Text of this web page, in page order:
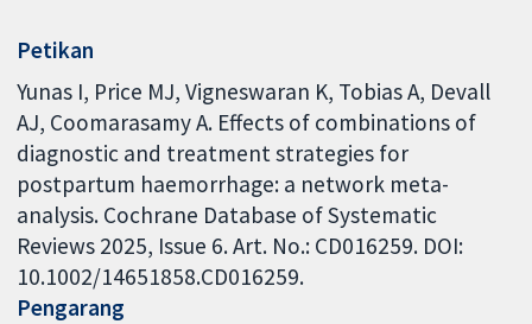
Petikan
Yunas I, Price MJ, Vigneswaran K, Tobias A, Devall
AJ, Coomarasamy A. Effects of combinations of
diagnostic and treatment strategies for
postpartum haemorrhage: a network meta-
analysis. Cochrane Database of Systematic
Reviews 2025, Issue 6. Art. No.: CD016259. DOI:
10.1002/14651858.CD016259.
Pengarang